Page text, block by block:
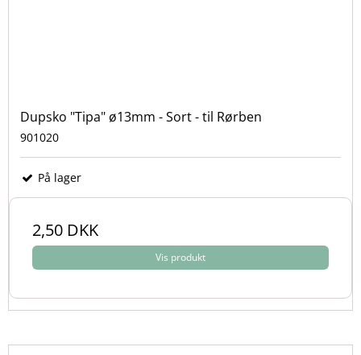
Dupsko "Tipa" ø13mm - Sort - til Rørben
901020
På lager
2,50 DKK
Vis produkt